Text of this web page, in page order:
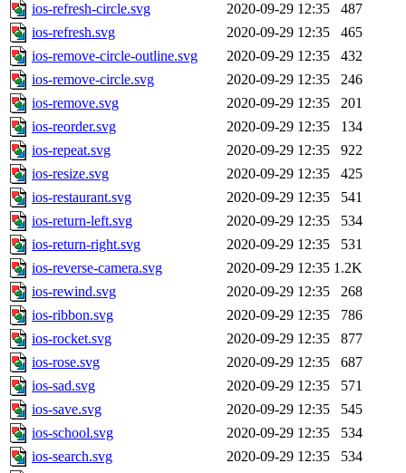
ios-refresh-circle.svg
2020-09-29 12:35
487
ios-refresh.svg
2020-09-29 12:35
465
ios-remove-circle-outline.svg
2020-09-29 12:35
432
ios-remove-circle.svg
2020-09-29 12:35
246
ios-remove.svg
2020-09-29 12:35
201
ios-reorder.svg
2020-09-29 12:35
134
ios-repeat.svg
2020-09-29 12:35
922
ios-resize.svg
2020-09-29 12:35
425
ios-restaurant.svg
2020-09-29 12:35
541
ios-return-left.svg
2020-09-29 12:35
534
ios-return-right.svg
2020-09-29 12:35
531
ios-reverse-camera.svg
2020-09-29 12:35 1.2K
ios-rewind.svg
2020-09-29 12:35
268
ios-ribbon.svg
2020-09-29 12:35
786
ios-rocket.svg
2020-09-29 12:35
877
ios-rose.svg
2020-09-29 12:35
687
ios-sad.svg
2020-09-29 12:35
571
ios-save.svg
2020-09-29 12:35
545
ios-school.svg
2020-09-29 12:35
534
ios-search.svg
2020-09-29 12:35
534